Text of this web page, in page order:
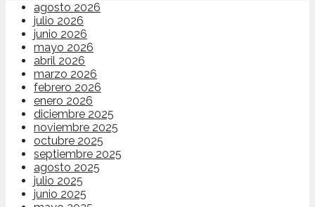
agosto 2026
julio 2026
junio 2026
mayo 2026
abril 2026
marzo 2026
febrero 2026
enero 2026
diciembre 2025
noviembre 2025
octubre 2025
septiembre 2025
agosto 2025
julio 2025
junio 2025